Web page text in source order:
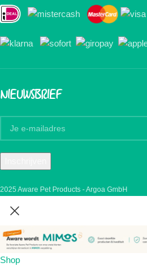
NIEUWSBRIEF
2025 Aware Pet Products - Argoa GmbH
Shop